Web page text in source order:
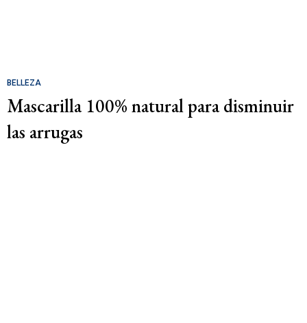
BELLEZA
Mascarilla 100% natural para disminuir
las arrugas